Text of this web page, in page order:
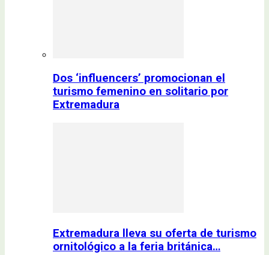
Dos ‘influencers’ promocionan el
turismo femenino en solitario por
Extremadura
Extremadura lleva su oferta de turismo
ornitológico a la feria británica…